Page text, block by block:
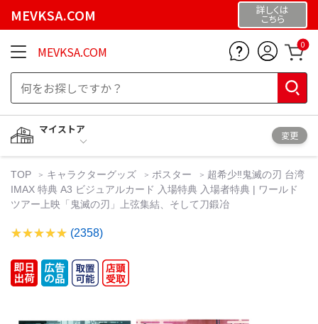
MEVKSA.COM 詳しくは
こちら
MEVKSA.COM 0
マイストア
変更
TOP キャラクターグッズ ポスター
超希少‼️鬼滅の刃 台湾
IMAX 特典 A3 ビジュアルカード 入場特典 入場者特典 | ワールド
ツアー上映「鬼滅の刃」上弦集結、そして刀鍛冶
(2358)